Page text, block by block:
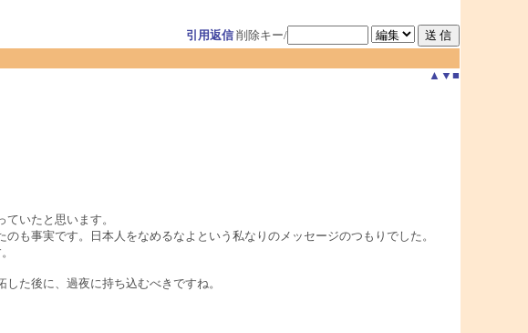
引用返信 削除キー/
▲ ▼ ■
いたと思います。
も事実です。日本人をなめるなよという私なりのメッセージのつもりでした。
た後に、過夜に持ち込むべきですね。